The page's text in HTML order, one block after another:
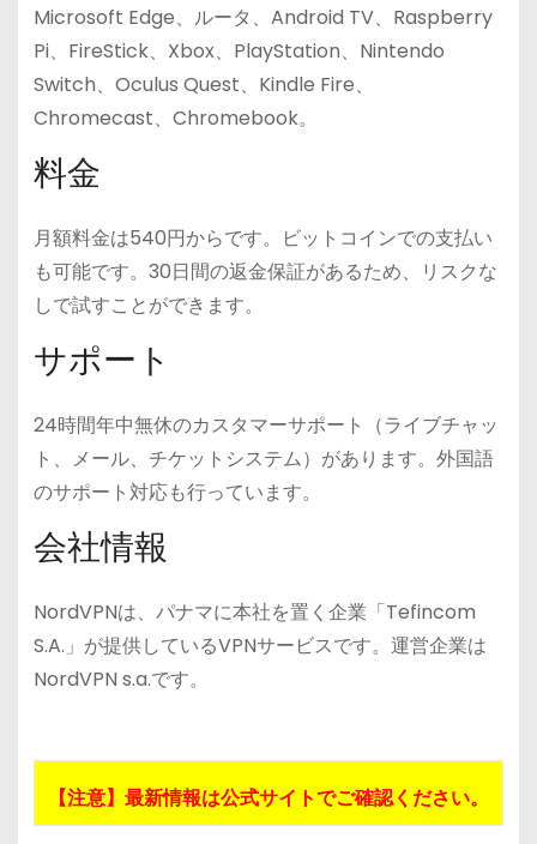
Microsoft Edge、ルータ、Android TV、Raspberry
Pi、FireStick、Xbox、PlayStation、Nintendo
Switch、Oculus Quest、Kindle Fire、
Chromecast、Chromebook。
料金
月額料金は540円からです。ビットコインでの支払い
も可能です。30日間の返金保証があるため、リスクな
しで試すことができます。
サポート
24時間年中無休のカスタマーサポート（ライブチャッ
ト、メール、チケットシステム）があります。外国語
のサポート対応も行っています。
会社情報
NordVPNは、パナマに本社を置く企業「Tefincom
S.A.」が提供しているVPNサービスです。運営企業は
NordVPN s.a.です。
【注意】最新情報は公式サイトでご確認ください。